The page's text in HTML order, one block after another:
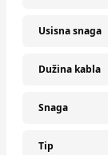
Usisna snaga
Dužina kabla
Snaga
Tip